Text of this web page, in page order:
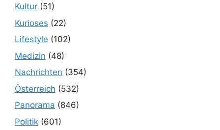
Kultur (51)
Kurioses (22)
Lifestyle (102)
Medizin (48)
Nachrichten (354)
Österreich (532)
Panorama (846)
Politik (601)